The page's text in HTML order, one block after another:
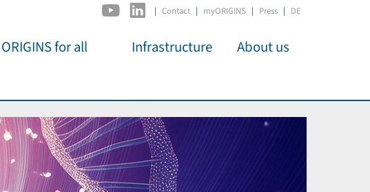
| Contact myORIGINS Press DE
ORIGINS for all
Wissenschaft für
jedermann
Für Schulen
Lecture Pool
Infrastructure
ODSL / ODC
D-Hub
CORE
About us
Panels